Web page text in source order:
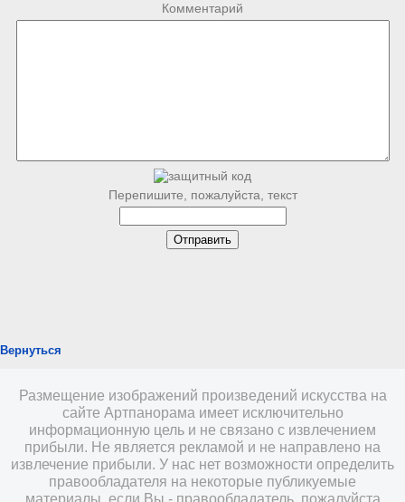
Комментарий
Перепишите, пожалуйста, текст
Вернуться
Размещение изображений произведений искусства на
сайте Артпанорама имеет исключительно
информационную цель и не связано с извлечением
прибыли. Не является рекламой и не направлено на
извлечение прибыли. У нас нет возможности определить
правообладателя на некоторые публикуемые
материалы, если Вы - правообладатель, пожалуйста